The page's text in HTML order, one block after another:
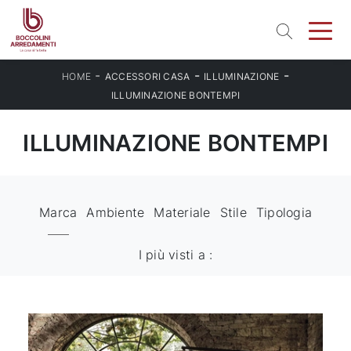
HOME - ACCESSORI CASA - ILLUMINAZIONE -
ILLUMINAZIONE BONTEMPI
ILLUMINAZIONE BONTEMPI
Marca Ambiente Materiale Stile Tipologia
I più visti a :